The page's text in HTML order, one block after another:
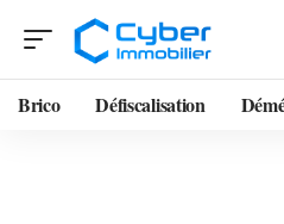
Brico Défiscalisation